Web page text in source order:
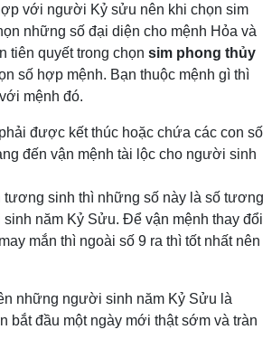
với người Kỷ sửu nên khi chọn sim
những số đại diện cho mệnh Hỏa và
tiên quyết trong chọn sim phong thủy
số hợp mệnh. Bạn thuộc mệnh gì thì
mệnh đó.
được kết thúc hoặc chứa các con số
đến vận mệnh tài lộc cho người sinh
tương sinh thì những số này là số tương
năm Kỷ Sửu. Để vận mệnh thay đổi
mắn thì ngoài số 9 ra thì tốt nhất nên
những người sinh năm Kỷ Sửu là
bắt đầu một ngày mới thật sớm và tràn